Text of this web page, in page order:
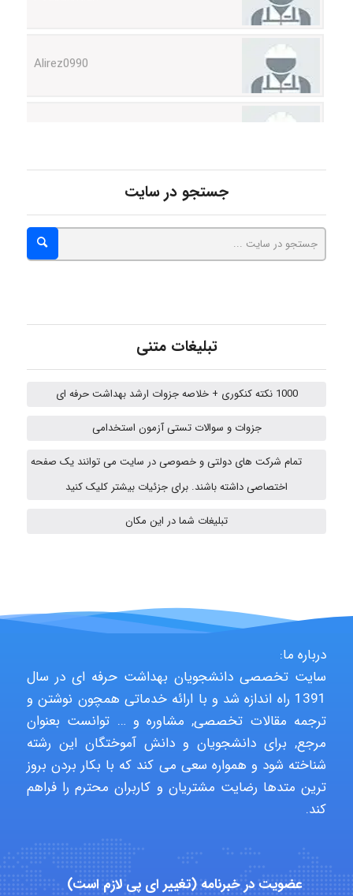
Kati
emami
Iman Hosseini
Alirez0990
hosein abdolvand
Kati
جستجو در سایت
تبلیغات متنی
1000 نکته کنکوری + خلاصه جزوات ارشد بهداشت حرفه ای
جزوات و سوالات تستی آزمون استخدامی
تمام شرکت های دولتی و خصوصی در سایت می توانند یک صفحه
اختصاصی داشته باشند. برای جزئیات بیشتر کلیک کنید
تبلیغات شما در این مکان
درباره ما:
سایت تخصصی دانشجویان بهداشت حرفه ای در سال
1391 راه اندازه شد و با ارائه خدماتی همچون نوشتن و
ترجمه مقالات تخصصی, مشاوره و … توانست بعنوان
مرجع, برای دانشجویان و دانش آموختگان این رشته
شناخته شود و همواره سعی می کند که با بکار بردن بروز
ترین متدها رضایت مشتریان و کاربران محترم را فراهم
کند.
عضویت در خبرنامه (تغییر ای پی لازم است)